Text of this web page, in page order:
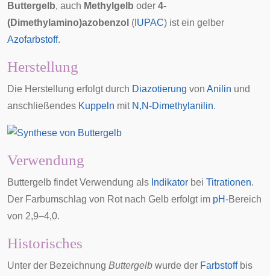
Buttergelb, auch Methylgelb oder 4-
(Dimethylamino)azobenzol ( IUPAC) ist ein gelber
Azofarbstoff.
Herstellung
Die Herstellung erfolgt durch Diazotierung von Anilin und
anschließendes Kuppeln mit N,N-Dimethylanilin.
Verwendung
Buttergelb findet Verwendung als Indikator bei Titrationen.
Der Farbumschlag von Rot nach Gelb erfolgt im pH-Bereich
von 2,9–4,0.
Historisches
Unter der Bezeichnung Buttergelb wurde der Farbstoffbis